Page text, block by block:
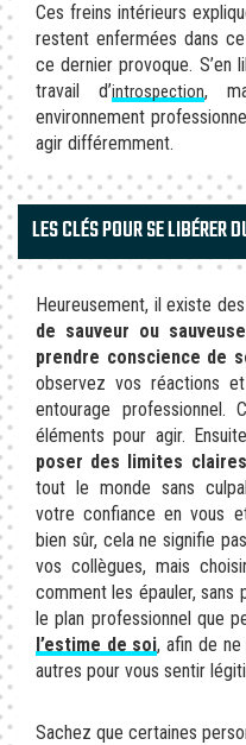
Ces freins intérieurs
restent enfermées dans
ce dernier provoque. S’en
travail d’introspection,
environnement
agir différemment.
LES CLÉS POUR SE LIBÉRER
Heureusement, il existe
de sauveur ou sauveuse
prendre conscience de
observez vos réactions
entourage professionnel.
éléments pour agir.
poser des limites claires
tout le monde sans
votre confiance en vous
bien sûr, cela ne signifie
vos collègues, mais
comment les épauler, sans
le plan professionnel que
l’estime de soi, afin de
autres pour vous sentir
Sachez que certaines